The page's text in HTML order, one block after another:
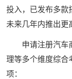
投入，已发布多款
未来几年内推出更
申请注册汽车商
理等多个维度综合
项：